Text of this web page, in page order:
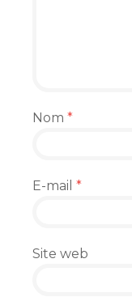
Nom *
E-mail *
Site web